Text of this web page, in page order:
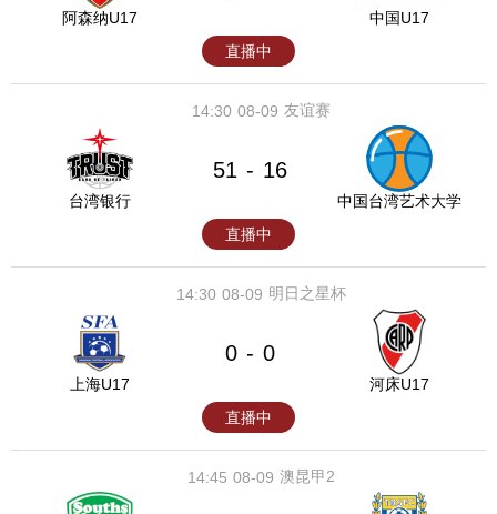
阿森纳U17
中国U17
直播中
08-09
14:30 友谊赛
台湾银行
51 - 16
中国台湾艺术大学
直播中
08-09
14:30 明日之星杯
上海U17
0 - 0
河床U17
直播中
08-09
14:45 澳昆甲2